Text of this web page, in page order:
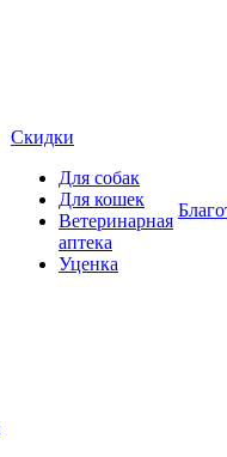
Скидки
Для собак
Для кошек
Ветеринарная
аптека
Уценка